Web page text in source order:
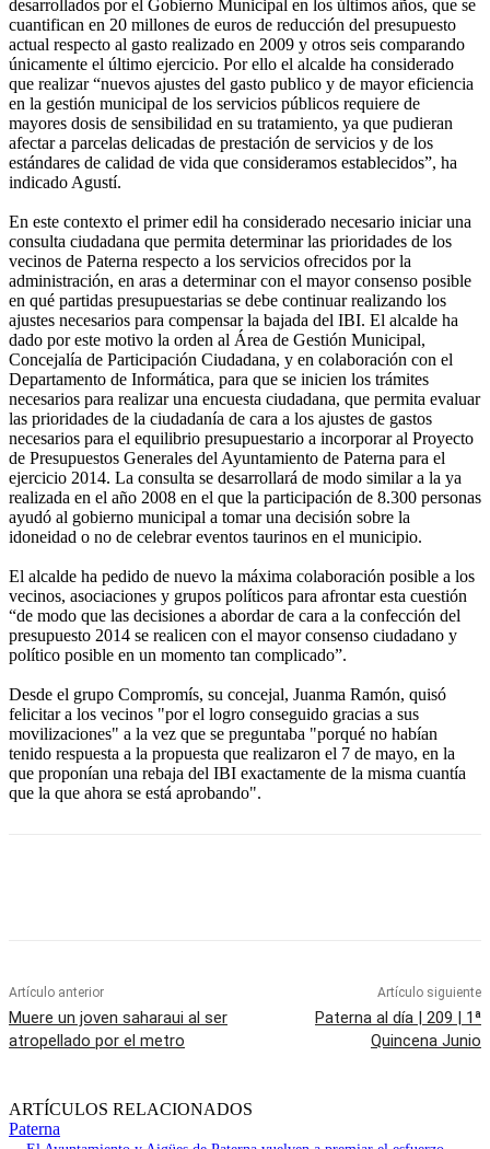
desarrollados por el Gobierno Municipal en los últimos años, que se
cuantifican en 20 millones de euros de reducción del presupuesto
actual respecto al gasto realizado en 2009 y otros seis comparando
únicamente el último ejercicio. Por ello el alcalde ha considerado
que realizar “nuevos ajustes del gasto publico y de mayor eficiencia
en la gestión municipal de los servicios públicos requiere de
mayores dosis de sensibilidad en su tratamiento, ya que pudieran
afectar a parcelas delicadas de prestación de servicios y de los
estándares de calidad de vida que consideramos establecidos”, ha
indicado Agustí.
En este contexto el primer edil ha considerado necesario iniciar una
consulta ciudadana que permita determinar las prioridades de los
vecinos de Paterna respecto a los servicios ofrecidos por la
administración, en aras a determinar con el mayor consenso posible
en qué partidas presupuestarias se debe continuar realizando los
ajustes necesarios para compensar la bajada del IBI. El alcalde ha
dado por este motivo la orden al Área de Gestión Municipal,
Concejalía de Participación Ciudadana, y en colaboración con el
Departamento de Informática, para que se inicien los trámites
necesarios para realizar una encuesta ciudadana, que permita evaluar
las prioridades de la ciudadanía de cara a los ajustes de gastos
necesarios para el equilibrio presupuestario a incorporar al Proyecto
de Presupuestos Generales del Ayuntamiento de Paterna para el
ejercicio 2014. La consulta se desarrollará de modo similar a la ya
realizada en el año 2008 en el que la participación de 8.300 personas
ayudó al gobierno municipal a tomar una decisión sobre la
idoneidad o no de celebrar eventos taurinos en el municipio.
El alcalde ha pedido de nuevo la máxima colaboración posible a los
vecinos, asociaciones y grupos políticos para afrontar esta cuestión
“de modo que las decisiones a abordar de cara a la confección del
presupuesto 2014 se realicen con el mayor consenso ciudadano y
político posible en un momento tan complicado”.
Desde el grupo Compromís, su concejal, Juanma Ramón, quisó
felicitar a los vecinos "por el logro conseguido gracias a sus
movilizaciones" a la vez que se preguntaba "porqué no habían
tenido respuesta a la propuesta que realizaron el 7 de mayo, en la
que proponían una rebaja del IBI exactamente de la misma cuantía
que la que ahora se está aprobando".
Artículo anterior
Muere un joven saharaui al ser
atropellado por el metro
Artículo siguiente
Paterna al día | 209 | 1ª
Quincena Junio
ARTÍCULOS RELACIONADOS
Paterna